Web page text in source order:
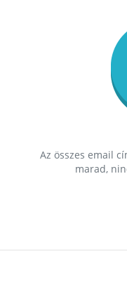
Az összes email
marad,